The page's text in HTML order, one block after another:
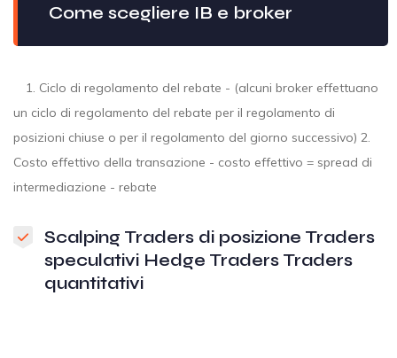
Come scegliere IB e broker
1. Ciclo di regolamento del rebate - (alcuni broker effettuano
un ciclo di regolamento del rebate per il regolamento di
posizioni chiuse o per il regolamento del giorno successivo) 2.
Costo effettivo della transazione - costo effettivo = spread di
intermediazione - rebate
Scalping Traders di posizione Traders
speculativi Hedge Traders Traders
quantitativi